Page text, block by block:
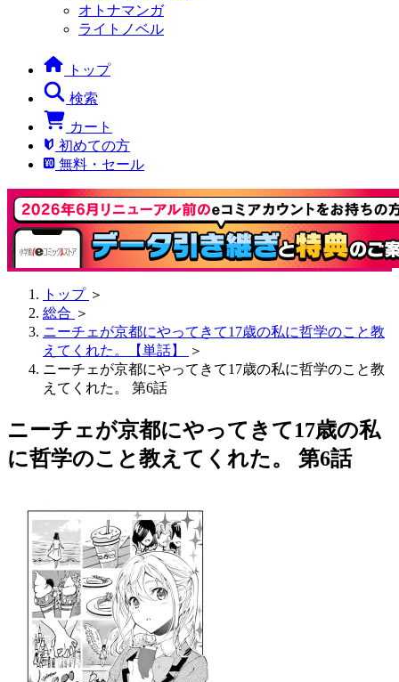
オトナマンガ
ライトノベル
トップ
検索
カート
初めての方
無料・セール
トップ ＞
総合 ＞
ニーチェが京都にやってきて17歳の私に哲学のこと教
えてくれた。【単話】
＞
ニーチェが京都にやってきて17歳の私に哲学のこと教
えてくれた。 第6話
ニーチェが京都にやってきて17歳の私
に哲学のこと教えてくれた。 第6話